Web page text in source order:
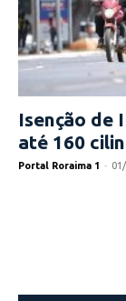
Isenção de
até 160
Portal Roraima 1 -